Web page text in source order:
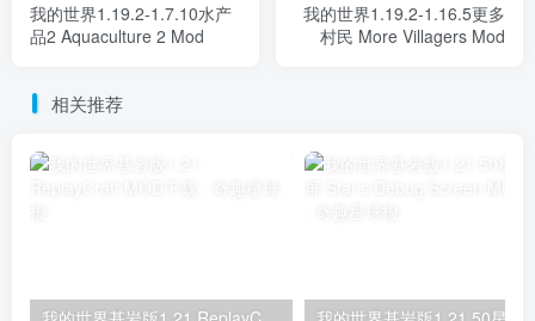
我的世界1.19.2-1.7.10水产
品2 Aquaculture 2 Mod
我的世界1.19.2-1.16.5更多
村民 More Villagers Mod
相关推荐